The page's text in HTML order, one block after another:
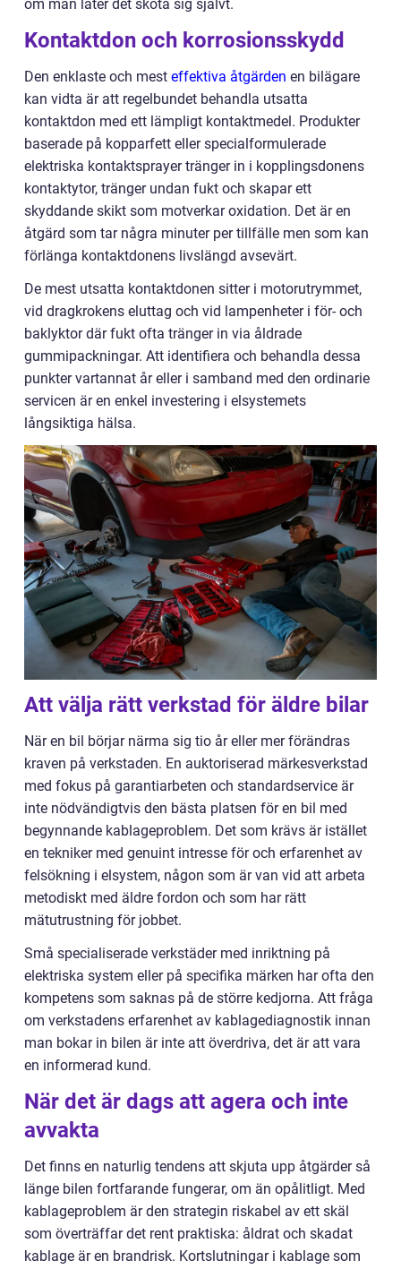
om man låter det sköta sig självt.
Kontaktdon och korrosionsskydd
Den enklaste och mest effektiva åtgärden en bilägare
kan vidta är att regelbundet behandla utsatta
kontaktdon med ett lämpligt kontaktmedel. Produkter
baserade på kopparfett eller specialformulerade
elektriska kontaktsprayer tränger in i kopplingsdonens
kontaktytor, tränger undan fukt och skapar ett
skyddande skikt som motverkar oxidation. Det är en
åtgärd som tar några minuter per tillfälle men som kan
förlänga kontaktdonens livslängd avsevärt.
De mest utsatta kontaktdonen sitter i motorutrymmet,
vid dragkrokens eluttag och vid lampenheter i för- och
baklyktor där fukt ofta tränger in via åldrade
gummipackningar. Att identifiera och behandla dessa
punkter vartannat år eller i samband med den ordinarie
servicen är en enkel investering i elsystemets
långsiktiga hälsa.
Att välja rätt verkstad för äldre bilar
När en bil börjar närma sig tio år eller mer förändras
kraven på verkstaden. En auktoriserad märkesverkstad
med fokus på garantiarbeten och standardservice är
inte nödvändigtvis den bästa platsen för en bil med
begynnande kablageproblem. Det som krävs är istället
en tekniker med genuint intresse för och erfarenhet av
felsökning i elsystem, någon som är van vid att arbeta
metodiskt med äldre fordon och som har rätt
mätutrustning för jobbet.
Små specialiserade verkstäder med inriktning på
elektriska system eller på specifika märken har ofta den
kompetens som saknas på de större kedjorna. Att fråga
om verkstadens erfarenhet av kablagediagnostik innan
man bokar in bilen är inte att överdriva, det är att vara
en informerad kund.
När det är dags att agera och inte
avvakta
Det finns en naturlig tendens att skjuta upp åtgärder så
länge bilen fortfarande fungerar, om än opålitligt. Med
kablageproblem är den strategin riskabel av ett skäl
som överträffar det rent praktiska: åldrat och skadat
kablage är en brandrisk. Kortslutningar i kablage som